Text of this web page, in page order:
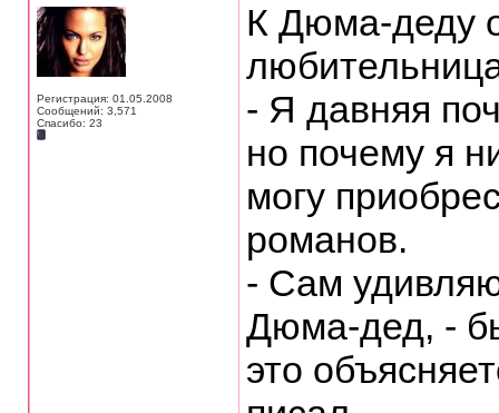
Регистрация: 01.05.2008
Сообщений: 3,571
Спасибо: 23
К Дюма-деду
- Я давняя
но почему я
могу
романов.
- Сам
Дюма-дед, -
это